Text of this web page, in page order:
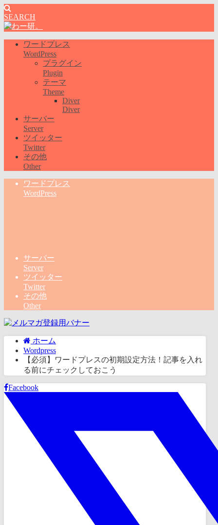
SEARCH
ワードプレス
WordPress
プラグイン
Plugin
テーマ
Theme
Diver
Diver
サーバー
Server
ツイッター
Twitter
その他
Other
ワードプレス
WordPress
サーバー
Server
ツイッター
Twitter
その他
Other
ホーム
Wordpress
【必須】ワードプレスの初期設定方法！記事を入れ
る前にチェックしておこう
Facebook